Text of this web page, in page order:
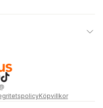
Köpvillkor